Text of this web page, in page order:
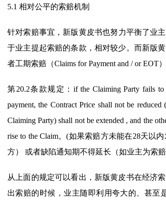
5.1 相对公平的索赔机制
针对索赔事宜，新版黄皮书也努力平衡了业
于业主提起索赔的条款，相对较少。而新版
者工期索赔（Claims for Payment and / or EOT）
第20.2条款规定：if the Claiming Party fails to
payment, the Contract Price shall not be
Claiming Party) shall not be extended , and the
rise to the Claim。(如果索赔方未能在28天
方） 或者缺陷通知期不得延长（如业主为索
从上面的规定可以看出，新版黄皮书在经济
出索赔的时候，业主随即利用夸大的、甚至